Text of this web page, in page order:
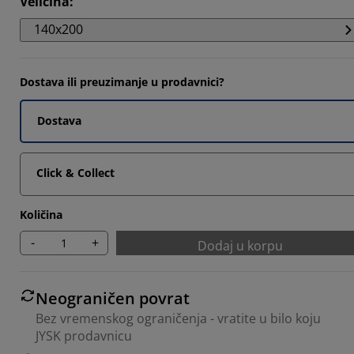
140x200
Dostava ili preuzimanje u prodavnici?
Dostava
Click & Collect
Količina
- + Dodaj u korpu
Neograničen povrat
Bez vremenskog ograničenja - vratite u bilo koju
JYSK prodavnicu